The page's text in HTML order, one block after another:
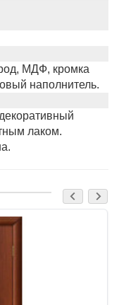
МДФ, кромка
наполнитель.
лаком.